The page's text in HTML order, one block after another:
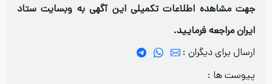
جهت مشاهده اطلاعات تکمیلی این آگهی به وبسایت ستاد
ایران مراجعه فرمایید.
ارسال برای دیگران :
پیوست ها :